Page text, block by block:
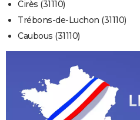
Cirès (31110)
Trébons-de-Luchon (31110)
Caubous (31110)